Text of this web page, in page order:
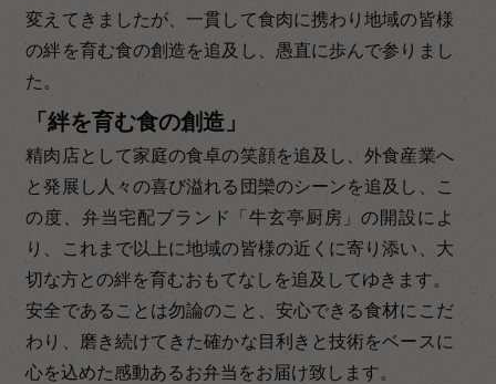
変えてきましたが、一貫して食肉に携わり地域の皆様
の絆を育む食の創造を追及し、愚直に歩んで参りまし
た。
「絆を育む食の創造」
精肉店として家庭の食卓の笑顔を追及し、外食産業へ
と発展し人々の喜び溢れる団欒のシーンを追及し、こ
の度、弁当宅配ブランド「牛玄亭厨房」の開設によ
り、これまで以上に地域の皆様の近くに寄り添い、大
切な方との絆を育むおもてなしを追及してゆきます。
安全であることは勿論のこと、安心できる食材にこだ
わり、磨き続けてきた確かな目利きと技術をベースに
心を込めた感動あるお弁当をお届け致します。